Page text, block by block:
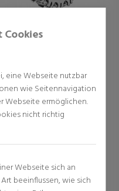
Cookies
eine Webseite nutzbar
wie Seitennavigation
Webseite ermöglichen.
nicht richtig
Webseite sich an
beeinflussen, wie sich
€ 20% Rabatt
Preis 80,00 €